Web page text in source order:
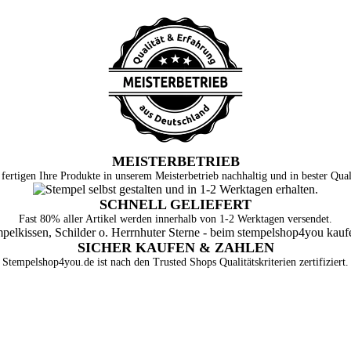
MEISTERBETRIEB
Ihre Produkte in unserem Meisterbetrieb nachhaltig und in bester
SCHNELL GELIEFERT
Fast 80% aller Artikel werden innerhalb von 1-2 Werktagen versendet.
SICHER KAUFEN & ZAHLEN
Stempelshop4you.de ist nach den Trusted Shops Qualitätskriterien zertifiziert.